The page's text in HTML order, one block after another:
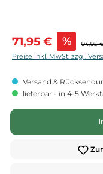
Verkaufspreis:
71,95 € % 94,95
Preise inkl. MwSt. zzgl.
Versand &
lieferbar - in 4-5